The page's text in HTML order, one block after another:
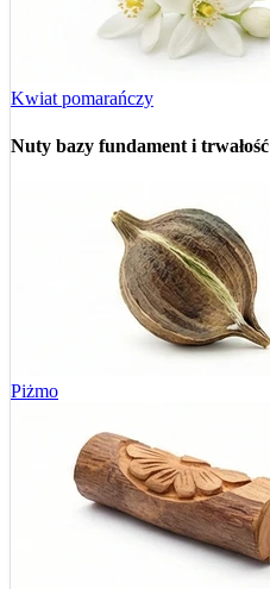
Kwiat pomarańczy
Nuty bazy fundament i trwałość
Piżmo